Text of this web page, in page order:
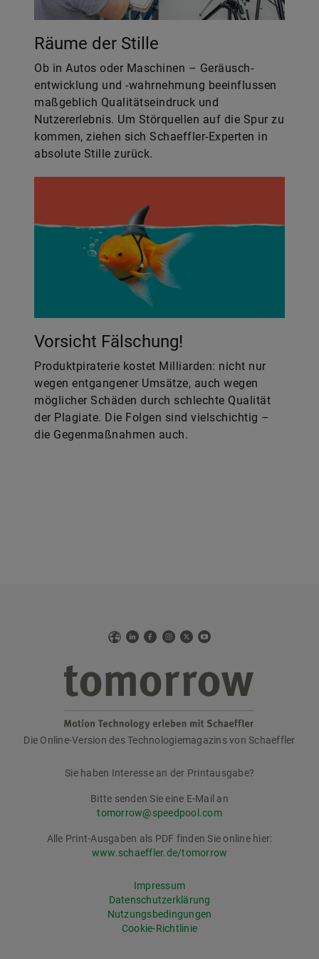
Räume der Stille
Ob in Autos oder Maschinen – Geräusch­
entwicklung und -wahrnehmung beeinflussen
maßgeblich Qualitätseindruck und
Nutzererlebnis. Um Störquellen auf die Spur zu
kommen, ziehen sich Schaeffler-Experten in
absolute Stille zurück.
Vorsicht Fälschung!
Produktpiraterie kostet Milliarden: nicht nur
wegen entgangener Umsätze, auch wegen
möglicher Schäden durch schlechte Qualität
der Plagiate. Die Folgen sind vielschichtig –
die Gegenmaßnahmen auch.
WebLinkedIn
Facebook
Instagram
X YouTube
tomorrow
Die Online-Version des Technologiemagazins von Schaeffler
Sie haben Interesse an der Printausgabe?
Bitte senden Sie eine E-Mail an
tomorrow@speedpool.com
Alle Print-Ausgaben als PDF finden Sie online hier:
www.schaeffler.de/tomorrow
Impressum
Datenschutzerklärung
Nutzungsbedingungen
Cookie-Richtlinie